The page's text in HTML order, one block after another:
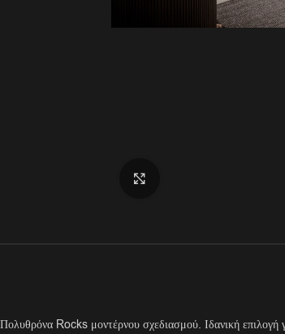
Πολυθρόνα Rocks μοντέρνου σχεδιασμού. Ιδανική επιλογή